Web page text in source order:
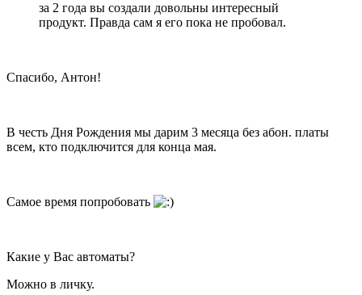
за 2 года вы создали довольны интересный
продукт. Правда сам я его пока не пробовал.
Спасибо, Антон!
В честь Дня Рождения мы дарим 3 месяца без абон. платы
всем, кто подключится для конца мая.
Самое время попробовать
Какие у Вас автоматы?
Можно в личку.